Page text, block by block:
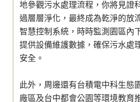
地參觀污水處理流程，你將見證
過層層淨化，最終成為乾淨的放
智慧控制系統，時時監測園區內
提供設備維護數據，確保污水處
安全。
此外，周邊還有台積電中科生態
廠區及台中都會公園等環境教育